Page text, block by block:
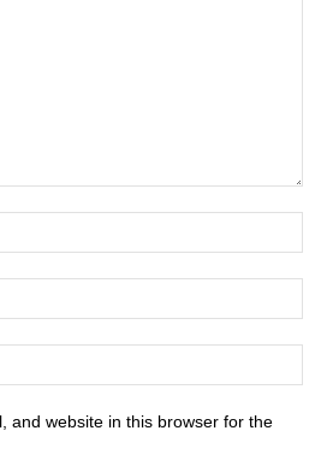
and website in this browser for the